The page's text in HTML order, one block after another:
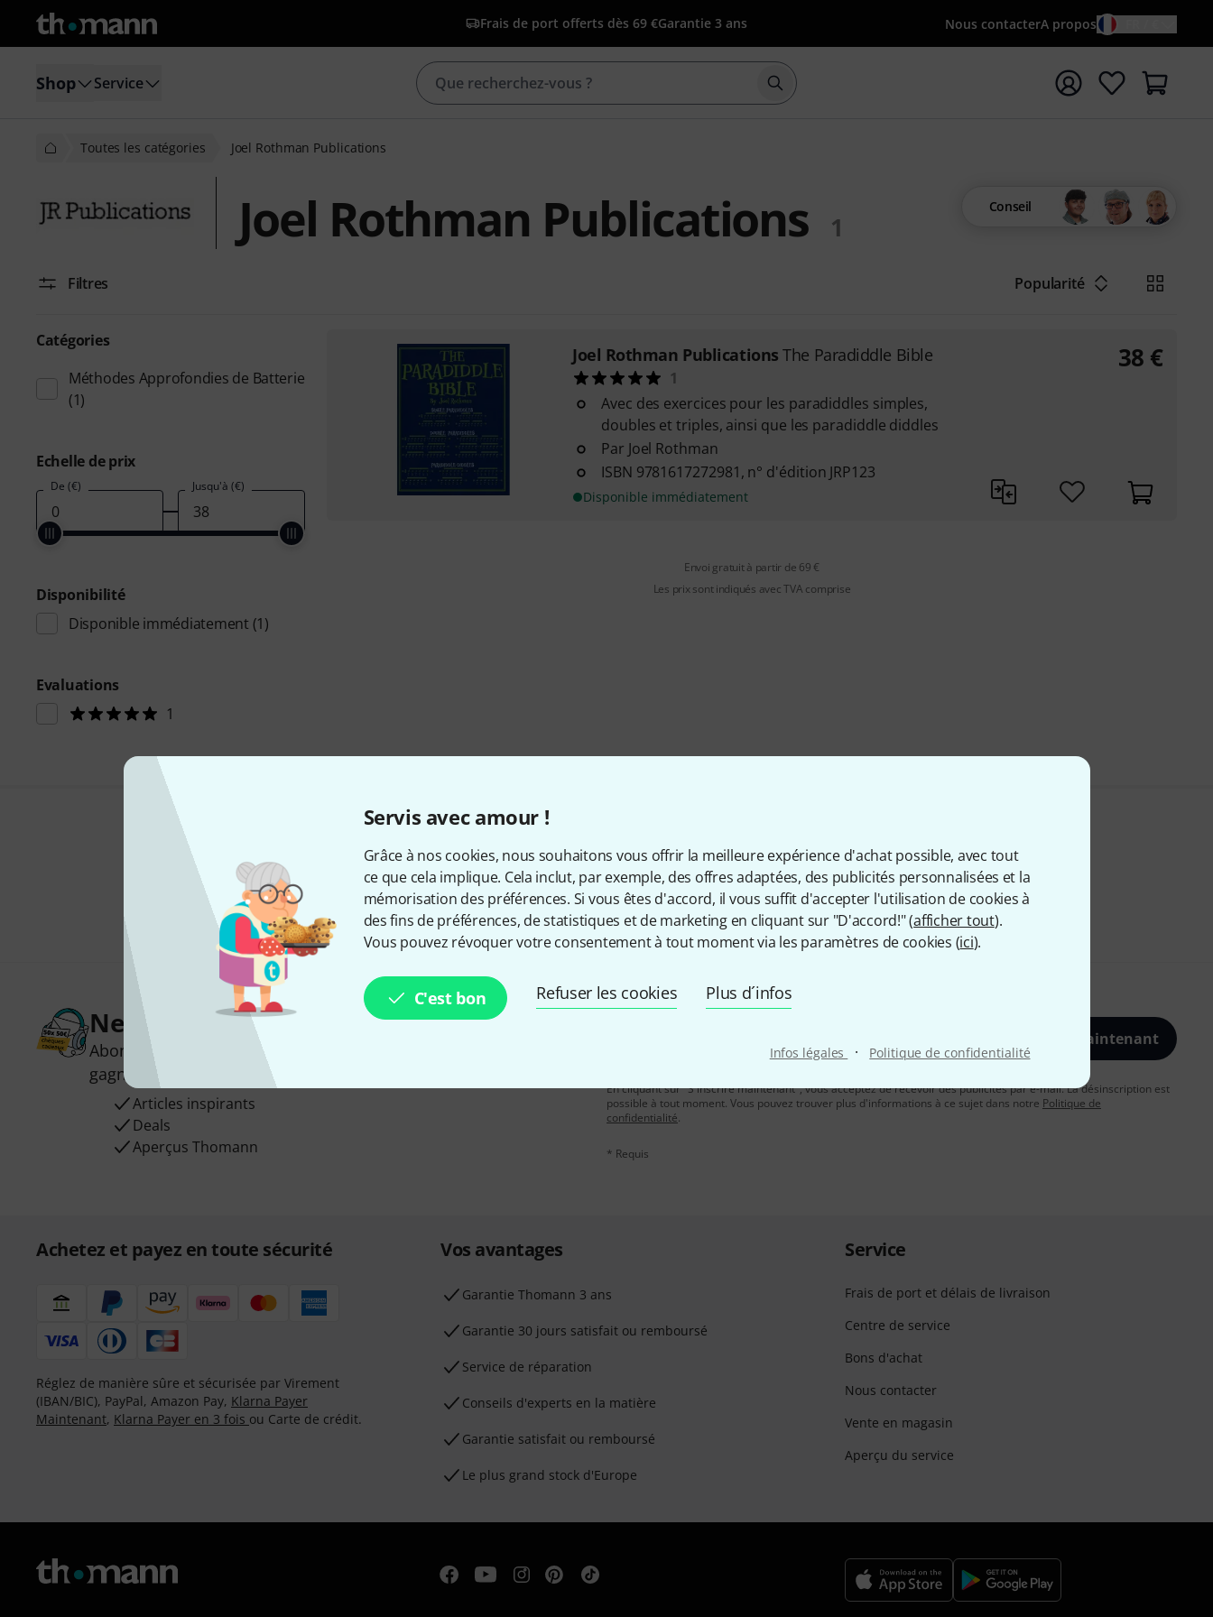
Servis avec amour !
Grâce à nos cookies, nous souhaitons vous offrir la meilleure expérience d'achat possible, avec tout
ce que cela implique. Cela inclut, par exemple, des offres adaptées, des publicités personnalisées et la
mémorisation des préférences. Si vous êtes d'accord, il vous suffit d'accepter l'utilisation de cookies à
des fins de préférences, de statistiques et de marketing en cliquant sur "D'accord!" (afficher tout).
Vous pouvez révoquer votre consentement à tout moment via les paramètres de cookies (ici).
C'est bon Refuser les cookies Plus d´infos
Infos légales · Politique de confidentialité
Frais de port offerts dès 69 €Garantie 3 ans Nous contacterA propos
Shop Service Démarrer la recherche avec le terme de recherche
Toutes les catégories Joel Rothman Publications
Joel Rothman Publications 1
Conseil
Filtres Popularité
Catégories
Méthodes Approfondies de Batterie
(1)
Echelle de prix
De (€) Jusqu'à (€)
Disponibilité
Disponible immédiatement (1)
Evaluations
1
Joel Rothman Publications The Paradiddle Bible
1
Avec des exercices pour les paradiddles simples,
doubles et triples, ainsi que les paradiddle diddles
Par Joel Rothman
ISBN 9781617272981, n° d'édition JRP123
Disponible immédiatement
38 €
Envoi gratuit à partir de 69 €
Les prix sont indiqués avec TVA comprise
Aimez-vous ce que vous voyez ?
Partager Aide et commentaires
Newsletters Thomann
Abonnez-vous à la newsletter Thomann et, avec un peu de chance,
gagnez l'un des 50 bons d'achat d'une valeur de 50 € chacun!
Articles inspirants
Deals
Aperçus Thomann
S'inscrire maintenant
En cliquant sur "S'inscrire maintenant", vous acceptez de recevoir des publicités par e-mail. La désinscription est
possible à tout moment. Vous pouvez trouver plus d'informations à ce sujet dans notre Politique de
confidentialité.
* Requis
Achetez et payez en toute sécurité
Réglez de manière sûre et sécurisée par Virement
(IBAN/BIC), PayPal, Amazon Pay, Klarna Payer
Maintenant, Klarna Payer en 3 fois ou Carte de crédit.
Vos avantages
Ga­ran­tie Thomann 3 ans
Garantie 30 jours satisfait ou remboursé
Service de réparation
Conseils d'experts en la matière
Garantie satisfait ou remboursé
Le plus grand stock d'Europe
Service
Frais de port et délais de livraison
Centre de service
Bons d'achat
Nous contacter
Vente en magasin
Aperçu du service